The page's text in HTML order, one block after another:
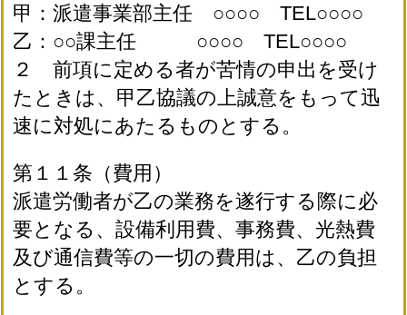
甲：派遣事業部主任 ○○○○ TEL○○○○
乙：○○課主任 ○○○○ TEL○○○○
２ 前項に定める者が苦情の申出を受け
たときは、甲乙協議の上誠意をもって迅
速に対処にあたるものとする。
第１１条（費用）
派遣労働者が乙の業務を遂行する際に必
要となる、設備利用費、事務費、光熱費
及び通信費等の一切の費用は、乙の負担
とする。